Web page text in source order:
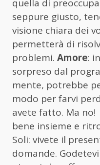
quella di
seppure giusto,
visione chiara dei
permetterà di
problemi. Amore:
sorpreso dal
mente, potrebbe
modo per farvi
avete fatto. Ma
bene insieme e
Soli: vivete il
domande.